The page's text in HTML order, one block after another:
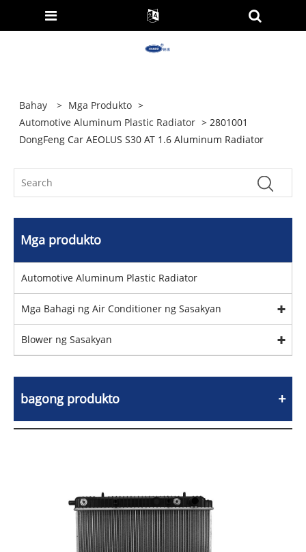
Bahay > Mga Produkto >
Automotive Aluminum Plastic Radiator > 2801001
DongFeng Car AEOLUS S30 AT 1.6 Aluminum Radiator
Mga produkto
Automotive Aluminum Plastic Radiator
Mga Bahagi ng Air Conditioner ng Sasakyan
Blower ng Sasakyan
bagong produkto